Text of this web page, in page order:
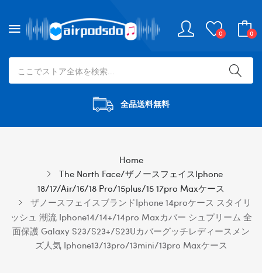
0 0
全品送料無料
Home
The North Face/ザノースフェイスiphone
18/17/Air/16/18 Pro/15plus/15 17pro Maxケース
ザノースフェイスブランドiphone 14proケース スタイリ
ッシュ 潮流 Iphone14/14+/14pro Maxカバー シュプリーム 全
面保護 Galaxy S23/S23+/S23Uカバーグッチレディースメン
ズ人気 Iphone13/13pro/13mini/13pro Maxケース